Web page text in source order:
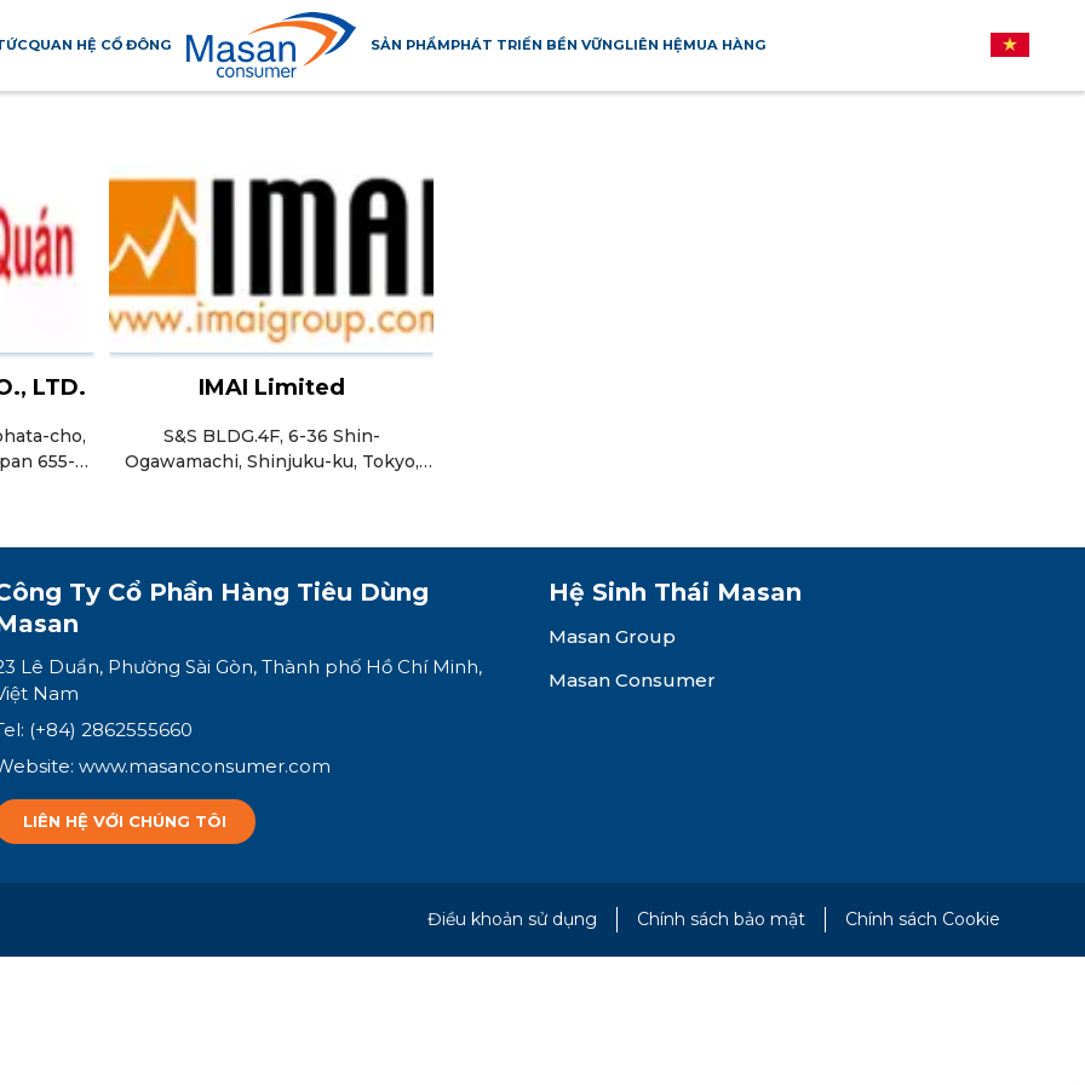
QUAN HỆ CỔ ĐÔNG SẢN PHẨMPHÁT TRIỂN BỀN VỮNGLIÊN HỆMUA HÀNG
ÚC CHÂU ÂU
LTD.
cho,
655-
IMAI Limited
S&S BLDG.4F, 6-36 Shin-
Ogawamachi, Shinjuku-ku, Tokyo,
Ty Cổ Phần Hàng Tiêu Dùng
Lê Duẩn, Phường Sài Gòn, Thành phố Hồ Chí Minh,
Nam
(+84) 2862555660
www.masanconsumer.com
LIÊN HỆ VỚI CHÚNG TÔI
Hệ Sinh Thái Masan
Masan Group
Masan Consumer
Điều khoản sử dụng Chính sách bảo mật Chính sách Cookie